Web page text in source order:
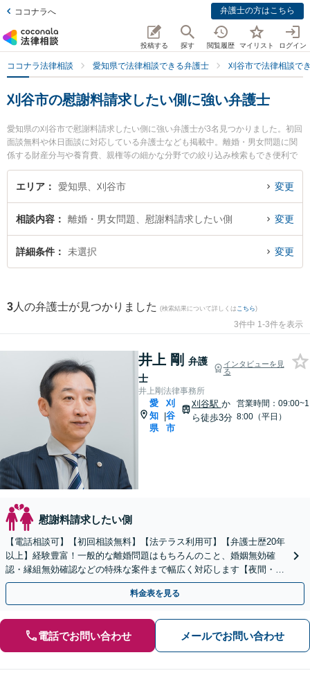
ココナラへ 弁護士の方はこちら
投稿する 探す 閲覧履歴 マイリスト ログイン
ココナラ法律相談 愛知県で法律相談できる弁護士 刈谷市で法律相談で
刈谷市の慰謝料請求したい側に強い弁護士
愛知県の刈谷市で慰謝料請求したい側に強い弁護士が3名見つかりました。初回
面談無料や休日面談に対応している弁護士なども掲載中。離婚・男女問題に関
係する財産分与や養育費、親権等の細かな分野での絞り込み検索もでき便利で
す。特に井上剛法律事務所の井上 剛弁護士や井上剛法律事務所の大橋 翔弁護
士、井上剛法律事務所の山角 淳弁護士のプロフィール情報や弁護士費用、強み
ル解決の実績豊富な近くの弁護士を検索したい』『初回相談無料で慰謝料請求
したい側を法律相談できる刈谷市内の弁護士に相談予約したい』などでお困り
の相談者さんにおすすめです。
エリア 愛知県、刈谷市 変更
相談内容 離婚・男女問題、慰謝料請求したい側 変更
詳細条件 未選択 変更
3 人の弁護士が見つかりました (検索結果について詳しくは こちら)
3件中 1-3件を表示
井上 剛 弁護
士
インタビューを見
る
井上剛法律事務所
愛
知
県
|
刈
谷
市
刈谷駅 か
ら徒歩3分
営業時間：09:00~1
8:00（平日）
慰謝料請求したい側
【電話相談可】【初回相談無料】【法テラス利用可】【弁護士歴20年
以上】経験豊富！一般的な離婚問題はもちろんのこと、婚姻無効確
認・縁組無効確認などの特殊な案件まで幅広く対応します【夜間・休
日面談可】【完全個室】【子連れ相談可】【刈谷駅3分】
料金表を見る
電話でお問い合わせ メールでお問い合わせ